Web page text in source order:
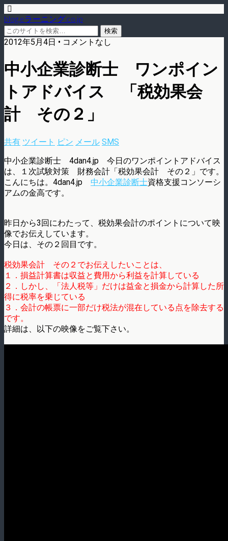
blog.eラーニング.co.jp
2012年5月4日 • コメントなし
中小企業診断士 ワンポイン
トアドバイス 「税効果会
計 その２」
共有 ツイート ピン メール SMS
中小企業診断士 4dan4.jp 今日のワンポイントアドバイス
は、１次試験対策 財務会計「税効果会計 その２」です。
こんにちは。4dan4.jp 中小企業診断士資格支援コンソーシ
アムの金高です。
昨日から3回にわたって、税効果会計のポイントについて映
像でお伝えしています。
今日は、その２回目です。
税効果会計 その２でお伝えしたいことは、
１．損益計算書は収益と費用から利益を計算している
２．しかし、「法人税等」だけは益金と損金から計算した所
得に税率を乗じている
３．会計の帳票に一部だけ税法が混在している点を除去する
です。
詳細は、以下の映像をご覧下さい。